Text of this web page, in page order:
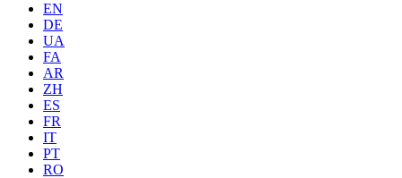
EN
DE
UA
FA
AR
ZH
ES
FR
IT
PT
RO